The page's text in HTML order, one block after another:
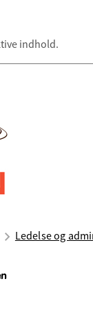
indhold.
Ledelse og